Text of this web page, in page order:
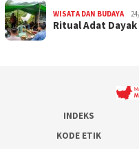
WISATA DAN BUDAYA
Ritual Adat
INDEKS
KODE ETIK